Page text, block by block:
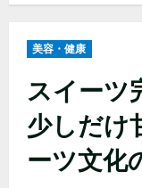
ー美容・健康
スイーツ
少しだけ
ーツ文